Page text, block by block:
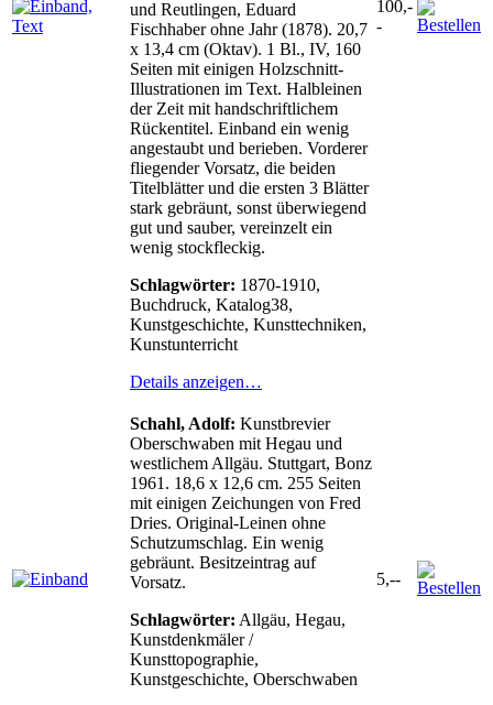
und Reutlingen, Eduard
Fischhaber ohne Jahr (1878). 20,7
x 13,4 cm (Oktav). 1 Bl., IV, 160
Seiten mit einigen Holzschnitt-
Illustrationen im Text. Halbleinen
der Zeit mit handschriftlichem
Rückentitel. Einband ein wenig
angestaubt und berieben. Vorderer
fliegender Vorsatz, die beiden
Titelblätter und die ersten 3 Blätter
stark gebräunt, sonst überwiegend
gut und sauber, vereinzelt ein
wenig stockfleckig.
Schlagwörter: 1870-1910,
Buchdruck, Katalog38,
Kunstgeschichte, Kunsttechniken,
Kunstunterricht
Details anzeigen…
100,-
-
Schahl, Adolf: Kunstbrevier
Oberschwaben mit Hegau und
westlichem Allgäu. Stuttgart, Bonz
1961. 18,6 x 12,6 cm. 255 Seiten
mit einigen Zeichungen von Fred
Dries. Original-Leinen ohne
Schutzumschlag. Ein wenig
gebräunt. Besitzeintrag auf
Vorsatz.
Schlagwörter: Allgäu, Hegau,
Kunstdenkmäler /
Kunsttopographie,
Kunstgeschichte, Oberschwaben
5,--